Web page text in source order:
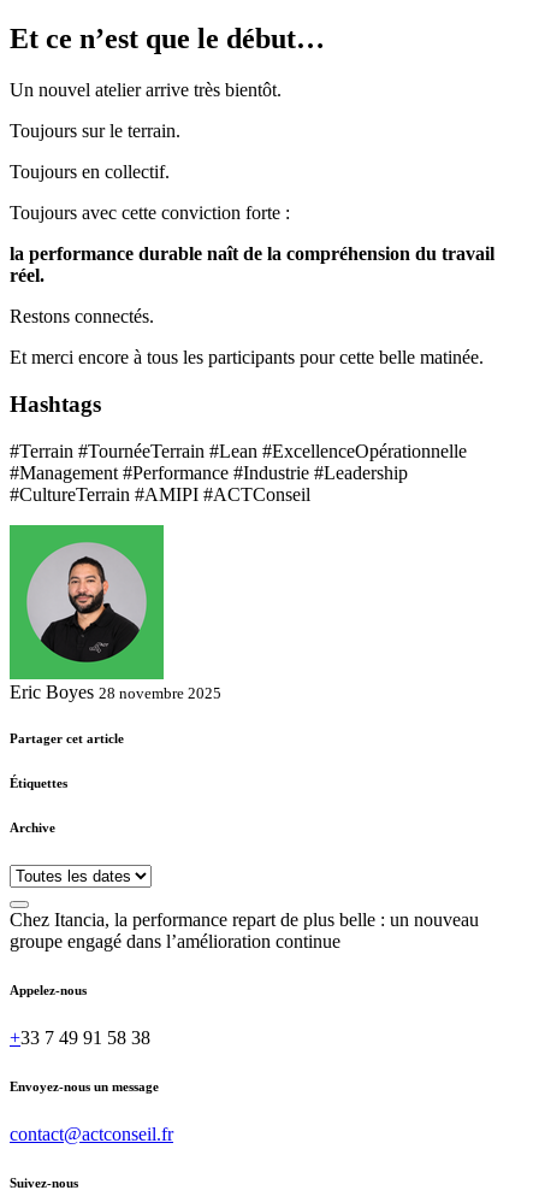
Et ce n’est que le début…
Un nouvel atelier arrive très bientôt.
Toujours sur le terrain.
Toujours en collectif.
Toujours avec cette conviction forte :
la performance durable naît de la compréhension du travail
réel.
Restons connectés.
Et merci encore à tous les participants pour cette belle matinée.
Hashtags
#Terrain #TournéeTerrain #Lean #ExcellenceOpérationnelle
#Management #Performance #Industrie #Leadership
#CultureTerrain #AMIPI #ACTConseil
Eric Boyes 28 novembre 2025
Partager cet article
Étiquettes
Archive
Chez Itancia, la performance repart de plus belle : un nouveau
groupe engagé dans l’amélioration continue
Appelez-nous
+33 7 49 91 58 38
Envoyez-nous un message
contact@actconseil.fr
Suivez-nous